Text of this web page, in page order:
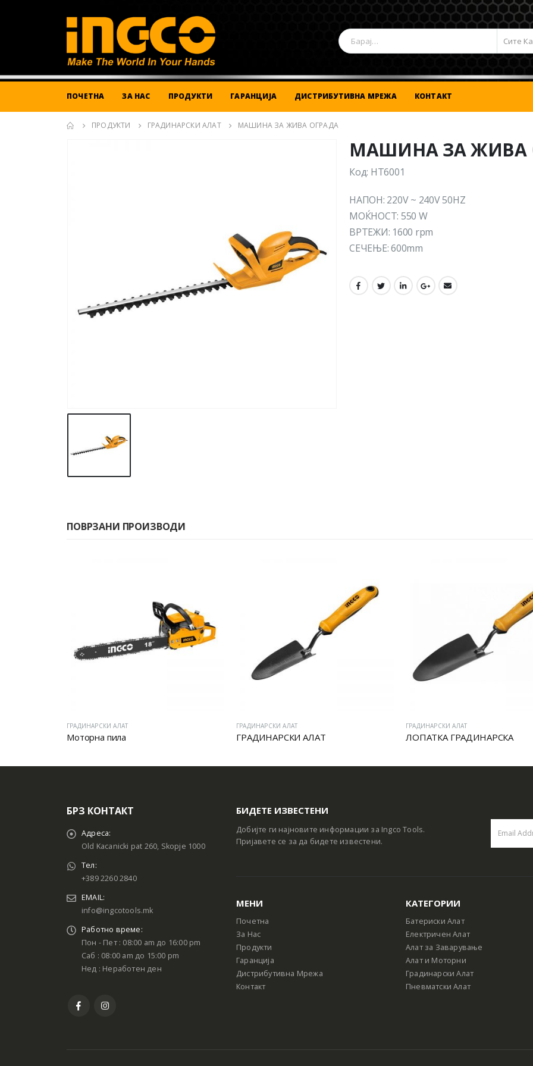
Сите
ПОЧЕТНА ЗА НАС ПРОДУКТИ ГАРАНЦИЈА ДИСТРИБУТИВНА МРЕЖА КОНТАКТ
ПРОДУКТИ ГРАДИНАРСКИ АЛАТ МАШИНА ЗА ЖИВА ОГРАДА
МАШИНА ЗА ЖИВА
Код: HT6001
НАПОН: 220V ~ 240V 50HZ
МОЌНОСТ: 550 W
ВРТЕЖИ: 1600 rpm
СЕЧЕЊЕ: 600mm
ПОВРЗАНИ ПРОИЗВОДИ
ГРАДИНАРСКИ АЛАТ
Моторна пила
ГРАДИНАРСКИ АЛАТ
ГРАДИНАРСКИ АЛАТ
ГРАДИНАРСКИ АЛАТ
ЛОПАТКА ГРАДИНАРСКА
БРЗ КОНТАКТ
Адреса:
Old Kacanicki pat 260, Skopje 1000
Тел:
+389 2260 2840
EMAIL:
info@ingcotools.mk
Работно време:
Пон - Пет : 08:00 am до 16:00 pm
Саб : 08:00 am до 15:00 pm
Нед : Неработен ден
БИДЕТЕ ИЗВЕСТЕНИ
Добијте ги најновите информации за Ingco Tools.
Пријавете се за да бидете известени.
МЕНИ
Почетна
За Нас
Продукти
Гаранција
Дистрибутивна Мрежа
Контакт
КАТЕГОРИИ
Батериски Алат
Електричен Алат
Алат за Заварување
Алат и Моторни
Градинарски Алат
Пневматски Алат